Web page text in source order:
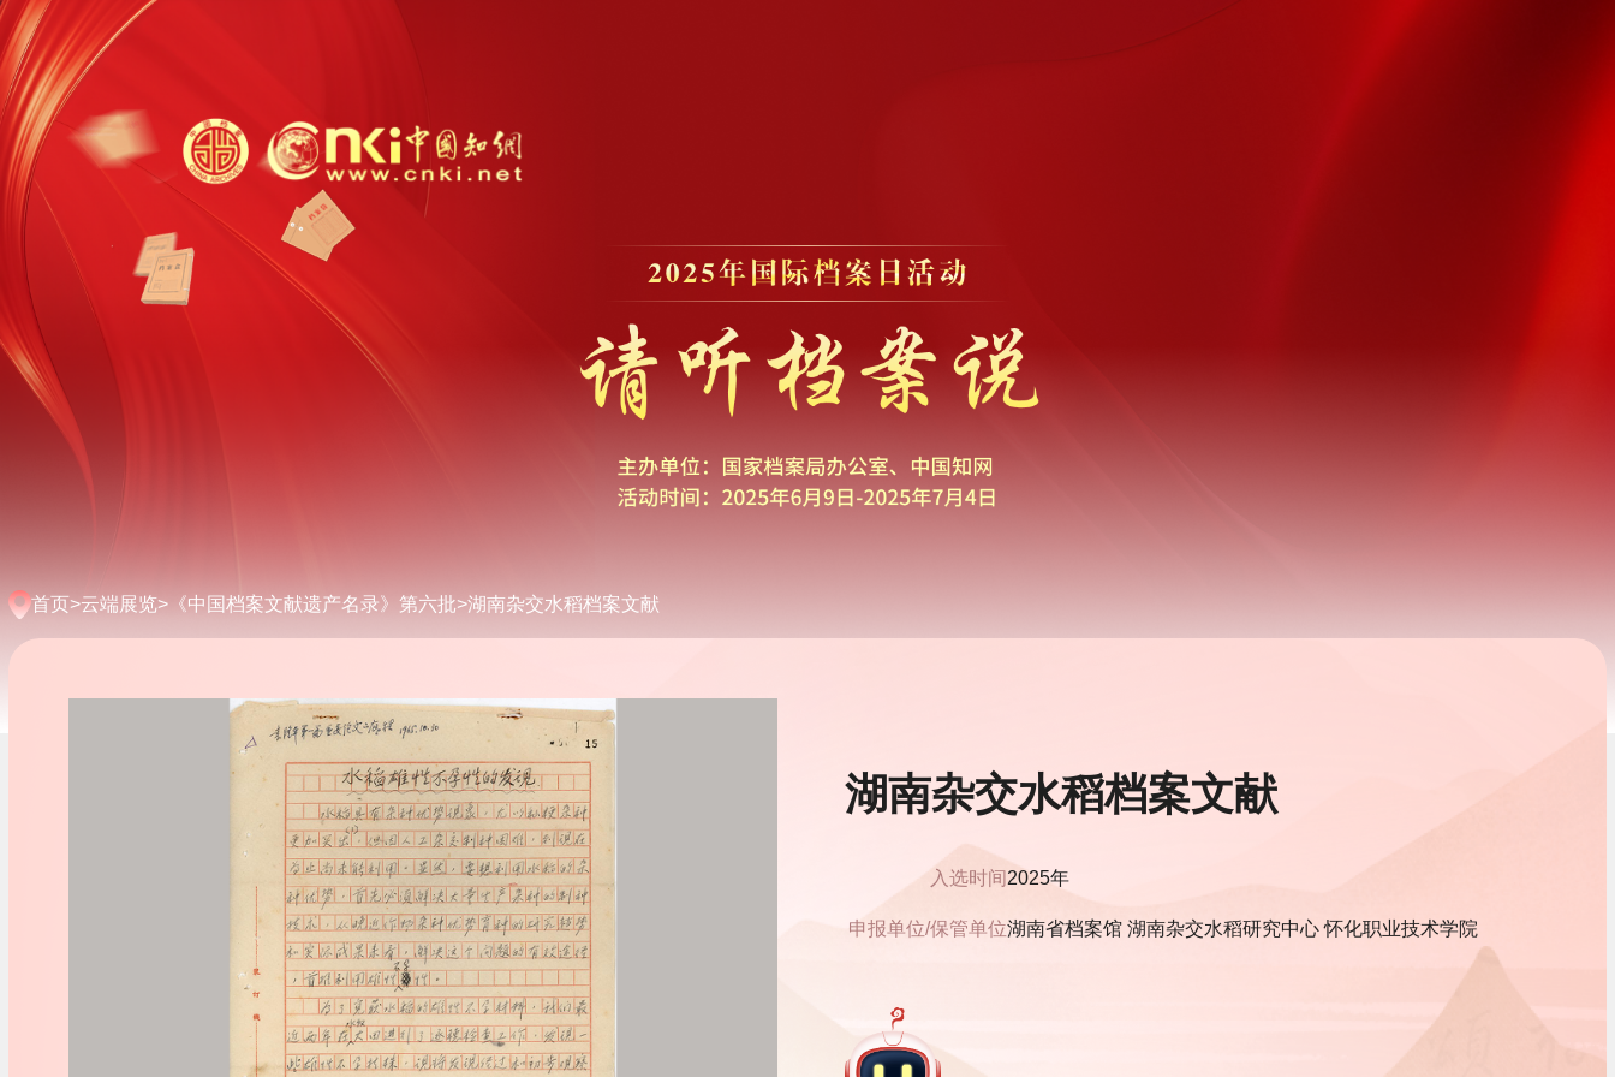
首页>云端展览> 《中国档案文献遗产名录》第六批>湖南杂交水稻档案文献
湖南杂交水稻档案文献
入选时间 2025年
申报单位/保管单位湖南省档案馆 湖南杂交水稻研究中心 怀化职业技术学院